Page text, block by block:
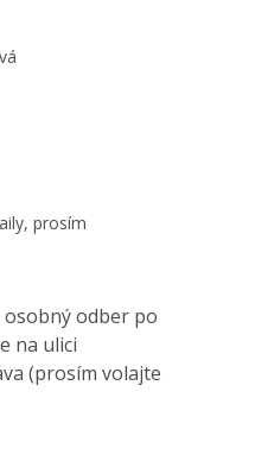
prosím
odber po
na ulici
(prosím volajte